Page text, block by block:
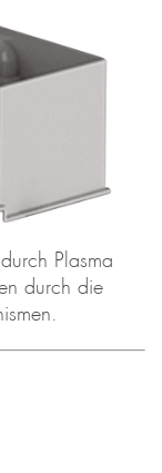
Plasma
durch die